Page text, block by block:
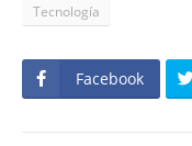
Tecnología
Facebook